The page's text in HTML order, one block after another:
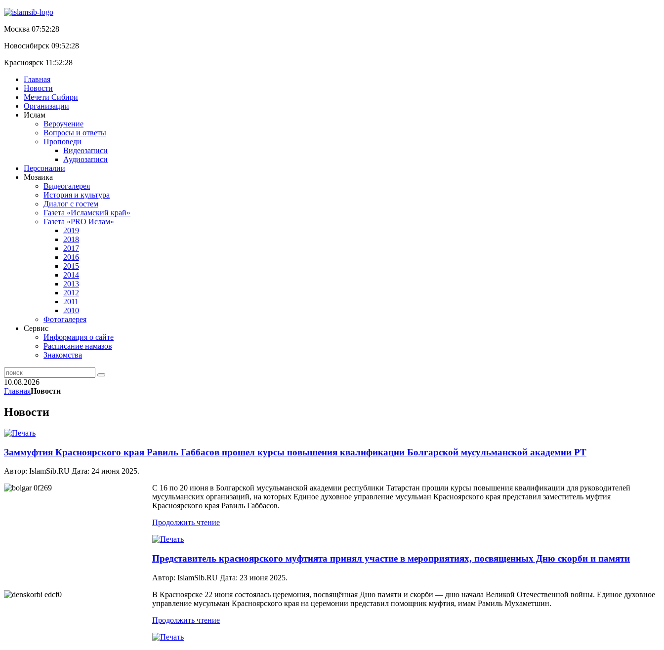
Москва 07:52:29
Новосибирск 09:52:29
Красноярск 11:52:29
Главная
Новости
Мечети Сибири
Организации
Ислам
Вероучение
Вопросы и ответы
Проповеди
Видеозаписи
Аудиозаписи
Персоналии
Мозаика
Видеогалерея
История и культура
Диалог с гостем
Газета «Исламский край»
Газета «PRO Ислам»
2019
2018
2017
2016
2015
2014
2013
2012
2011
2010
Фотогалерея
Сервис
Информация о сайте
Расписание намазов
Знакомства
10.08.2026
ГлавнаяНовости
Новости
Заммуфтия Красноярского края Равиль Габбасов прошел курсы повышения квалификации Болгарской мусульманской академии РТ
Автор: IslamSib.RU Дата: 24 июня 2025.
С 16 по 20 июня в Болгарской мусульманской академии республики Татарстан прошли курсы повышения квалификации для руководителей
мусульманских организаций, на которых Единое духовное управление мусульман Красноярского края представил заместитель муфтия
Красноярского края Равиль Габбасов.
Продолжить чтение
Представитель красноярского муфтията принял участие в мероприятиях, посвященных Дню скорби и памяти
Автор: IslamSib.RU Дата: 23 июня 2025.
В Красноярске 22 июня состоялась церемония, посвящённая Дню памяти и скорби — дню начала Великой Отечественной войны. Единое духовное
управление мусульман Красноярского края на церемонии представил помощник муфтия, имам Рамиль Мухаметшин.
Продолжить чтение